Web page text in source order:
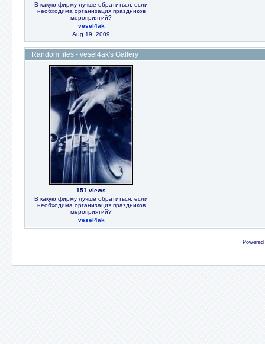
В какую фирму лучше обратиться, если
необходима организация праздников
мероприятий?
vesel4ak
Aug 19, 2009
Random files - vesel4ak's Gallery
151 views
В какую фирму лучше обратиться, если
необходима организация праздников
мероприятий?
vesel4ak